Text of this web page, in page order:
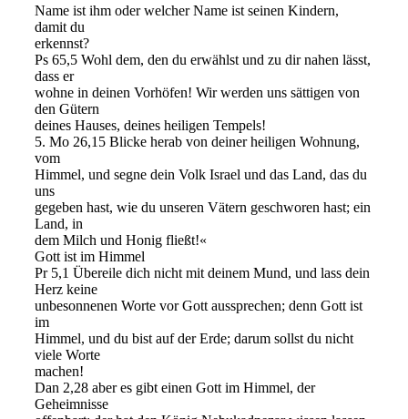
Name ist ihm oder welcher Name ist seinen Kindern,
damit du
erkennst?
Ps 65,5 Wohl dem, den du erwählst und zu dir nahen lässt,
dass er
wohne in deinen Vorhöfen! Wir werden uns sättigen von
den Gütern
deines Hauses, deines heiligen Tempels!
5. Mo 26,15 Blicke herab von deiner heiligen Wohnung,
vom
Himmel, und segne dein Volk Israel und das Land, das du
uns
gegeben hast, wie du unseren Vätern geschworen hast; ein
Land, in
dem Milch und Honig fließt!«
Gott ist im Himmel
Pr 5,1 Übereile dich nicht mit deinem Mund, und lass dein
Herz keine
unbesonnenen Worte vor Gott aussprechen; denn Gott ist
im
Himmel, und du bist auf der Erde; darum sollst du nicht
viele Worte
machen!
Dan 2,28 aber es gibt einen Gott im Himmel, der
Geheimnisse